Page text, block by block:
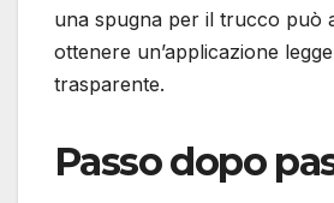
una spugna per il trucco può
ottenere un’applicazione
trasparente.
Passo dopo